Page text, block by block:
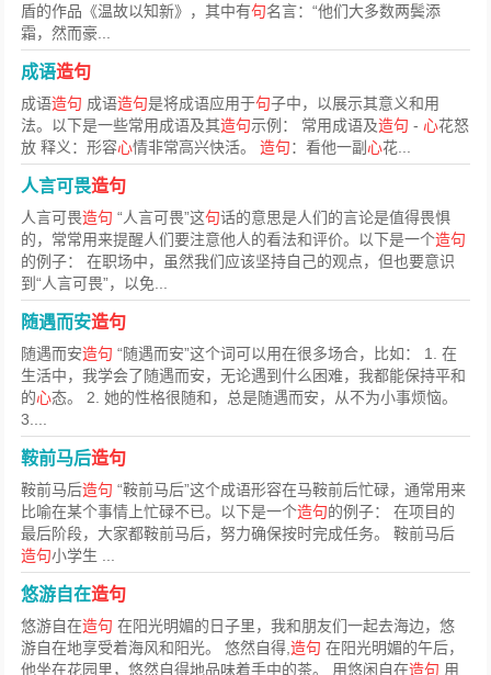
盾的作品《温故以知新》，其中有句名言：“他们大多数两鬓添
霜，然而豪...
成语造句
成语造句 成语造句是将成语应用于句子中，以展示其意义和用
法。以下是一些常用成语及其造句示例： 常用成语及造句 -心花怒
放 释义：形容心情非常高兴快活。造句：看他一副心花...
人言可畏造句
人言可畏造句 “人言可畏”这句话的意思是人们的言论是值得畏惧
的，常常用来提醒人们要注意他人的看法和评价。以下是一个造句
的例子： 在职场中，虽然我们应该坚持自己的观点，但也要意识
到“人言可畏”，以免...
随遇而安造句
随遇而安造句 “随遇而安”这个词可以用在很多场合，比如： 1. 在
生活中，我学会了随遇而安，无论遇到什么困难，我都能保持平和
的心态。 2. 她的性格很随和，总是随遇而安，从不为小事烦恼。
3....
鞍前马后造句
鞍前马后造句 “鞍前马后”这个成语形容在马鞍前后忙碌，通常用来
比喻在某个事情上忙碌不已。以下是一个造句的例子： 在项目的
最后阶段，大家都鞍前马后，努力确保按时完成任务。 鞍前马后
造句小学生 ...
悠游自在造句
悠游自在造句 在阳光明媚的日子里，我和朋友们一起去海边，悠
游自在地享受着海风和阳光。 悠然自得,造句 在阳光明媚的午后，
他坐在花园里，悠然自得地品味着手中的茶。 用悠闲自在造句 用